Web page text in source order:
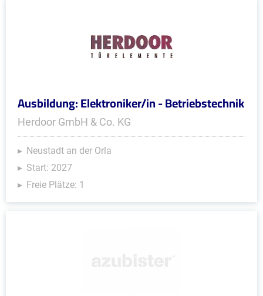
Ausbildung: Elektroniker/in - Betriebstechnik
Herdoor GmbH & Co. KG
Neustadt an der Orla
Start: 2027
Freie Plätze: 1